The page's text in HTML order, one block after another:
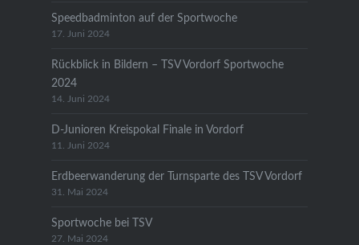
Speedbadminton auf der Sportwoche
17. Juni 2024
Rückblick in Bildern – TSV Vordorf Sportwoche
2024
14. Juni 2024
D-Junioren Kreispokal Finale in Vordorf
11. Juni 2024
Erdbeerwanderung der Turnsparte des TSV Vordorf
31. Mai 2024
Sportwoche bei TSV
27. Mai 2024